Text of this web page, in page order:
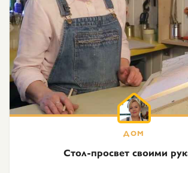
Стол-просвет своими